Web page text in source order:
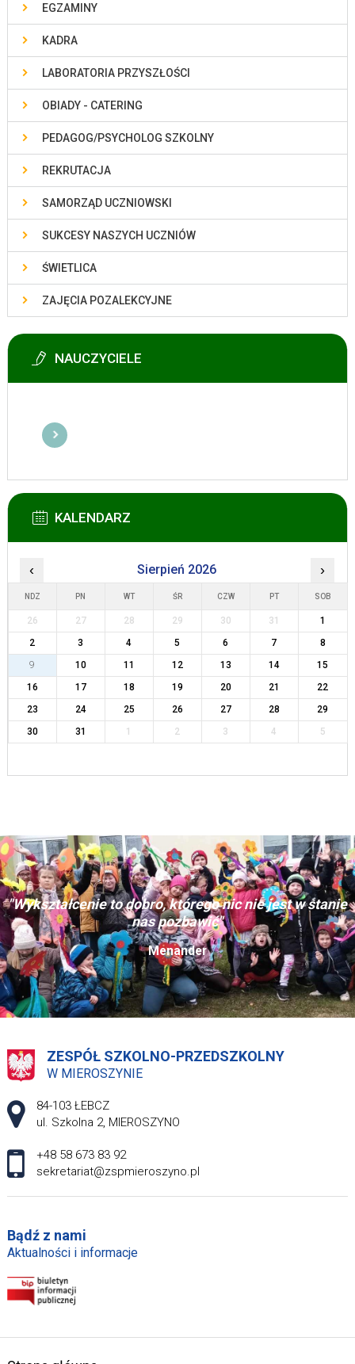
EGZAMINY
KADRA
LABORATORIA PRZYSZŁOŚCI
OBIADY - CATERING
PEDAGOG/PSYCHOLOG SZKOLNY
REKRUTACJA
SAMORZĄD UCZNIOWSKI
SUKCESY NASZYCH UCZNIÓW
ŚWIETLICA
ZAJĘCIA POZALEKCYJNE
NAUCZYCIELE
KALENDARZ
‹ Sierpień 2026 ›
NDZ PN WT ŚR CZW PT SOB
26 27 28 29 30 31
1
2
3 4 5 6 7
8
9
10 11 12 13 14
15
16
17 18 19 20 21
22
23
24 25 26 27 28
29
30
31 1 2 3 4 5
"Wykształcenie to dobro, którego nic nie jest w stanie
nas pozbawić"
Menander
ZESPÓŁ SZKOLNO-PRZEDSZKOLNY
W MIEROSZYNIE
Adres pocztowy:
84-103 ŁEBCZ
ul. Szkolna 2, MIEROSZYNO
+48 58 673 83 92
sekretariat@zspmieroszyno.pl
Bądź z nami
Aktualności i informacje